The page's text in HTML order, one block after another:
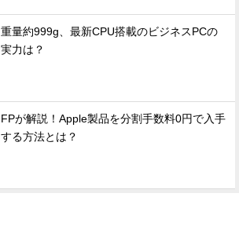
重量約999g、最新CPU搭載のビジネスPCの
実力は？
FPが解説！Apple製品を分割手数料0円で入手
する方法とは？